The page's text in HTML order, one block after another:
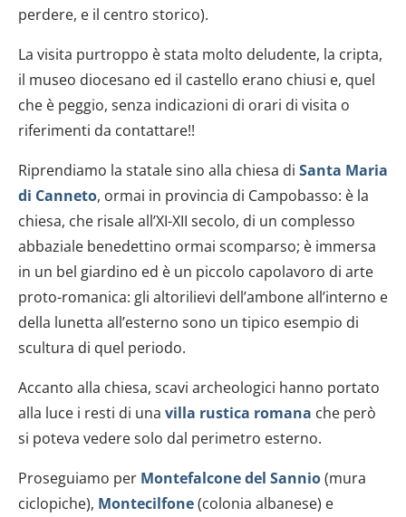
perdere, e il centro storico).
La visita purtroppo è stata molto deludente, la cripta,
il museo diocesano ed il castello erano chiusi e, quel
che è peggio, senza indicazioni di orari di visita o
riferimenti da contattare!!
Riprendiamo la statale sino alla chiesa di Santa Maria
di Canneto, ormai in provincia di Campobasso: è la
chiesa, che risale all’XI-XII secolo, di un complesso
abbaziale benedettino ormai scomparso; è immersa
in un bel giardino ed è un piccolo capolavoro di arte
proto-romanica: gli altorilievi dell’ambone all’interno e
della lunetta all’esterno sono un tipico esempio di
scultura di quel periodo.
Accanto alla chiesa, scavi archeologici hanno portato
alla luce i resti di una villa rustica romana che però
si poteva vedere solo dal perimetro esterno.
Proseguiamo per Montefalcone del Sannio(mura
ciclopiche), Montecilfone(colonia albanese) e